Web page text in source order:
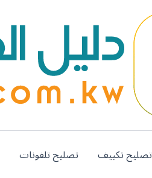
تصليح تكييف تصليح تلفونات